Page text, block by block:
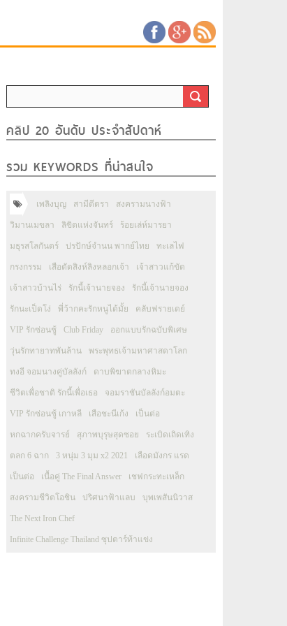
คลิป 20 อันดับ ประจำสัปดาห์
รวม KEYWORDS ที่น่าสนใจ
เพลิงบุญ สามีตีตรา สงครามนางฟ้า
วิมานเมขลา ลิขิตแห่งจันทร์ ร้อยเล่ห์มารยา
มธุรสโลกันตร์ ปรปักษ์จำนน พากย์ไทย ทะเลไฟ
กรงกรรม เสือตัดสิงห์ลิงหลอกเจ้า เจ้าสาวแก้ขัด
เจ้าสาวบ้านไร่ รักนี้เจ้านายจอง รักนี้เจ้านายจอง
รักนะเป็ดโง่ พี่ว้ากคะรักหนูได้มั้ย คลับฟรายเดย์
VIP รักซ่อนชู้ Club Friday ออกแบบรักฉบับพิเศษ
วุ่นรักทายาทพันล้าน พระพุทธเจ้ามหาศาสดาโลก
ทงอี จอมนางคู่บัลลังก์ ดาบพิฆาตกลางหิมะ
ชีวิตเพื่อชาติ รักนี้เพื่อเธอ จอมราชันบัลลังก์อมตะ
VIP รักซ่อนชู้ เกาหลี เสือชะนีเก้ง เป็นต่อ
หกฉากครับจารย์ สุภาพบุรุษสุดซอย ระเบิดเถิดเทิง
ตลก 6 ฉาก 3 หนุ่ม 3 มุม x2 2021 เลือดมังกร แรด
เป็นต่อ เนื้อคู่ The Final Answer เชฟกระทะเหล็ก
สงครามชีวิตโอชิน ปริศนาฟ้าแลบ บุพเพสันนิวาส
The Next Iron Chef
Infinite Challenge Thailand ซุปตาร์ท้าแข่ง